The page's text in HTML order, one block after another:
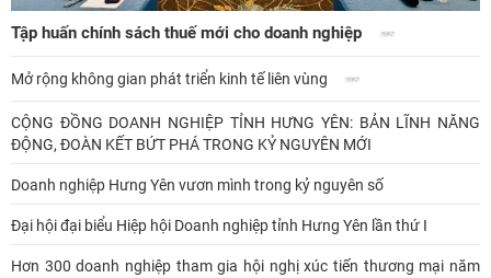
Tập huấn chính sách thuế mới cho doanh nghiệp
Mở rộng không gian phát triển kinh tế liên vùng
CỘNG ĐỒNG DOANH NGHIỆP TỈNH HƯNG YÊN: BẢN LĨNH NĂNG
ĐỘNG, ĐOÀN KẾT BỨT PHÁ TRONG KỶ NGUYÊN MỚI
Doanh nghiệp Hưng Yên vươn mình trong kỷ nguyên số
Đại hội đại biểu Hiệp hội Doanh nghiệp tỉnh Hưng Yên lần thứ I
Hơn 300 doanh nghiệp tham gia hội nghị xúc tiến thương mại năm